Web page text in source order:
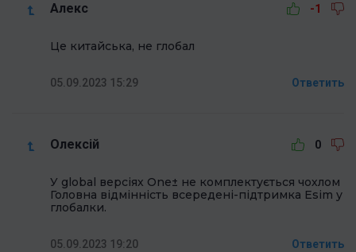
Алекс -1
Це китайська, не глобал
05.09.2023 15:29 Ответить
Олексій 0
У global версіях One± нe комплектується чохлом
Головна відмінність всередені-підтримка Esim у
глобалки.
05.09.2023 19:20 Ответить